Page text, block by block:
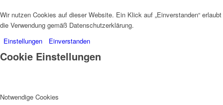
Wir nutzen Cookies auf dieser Website. Ein Klick auf „Einverstanden“ erlaubt
die Verwendung gemäß Datenschutzerklärung.
Einstellungen
Einverstanden
Cookie Einstellungen
Notwendige Cookies